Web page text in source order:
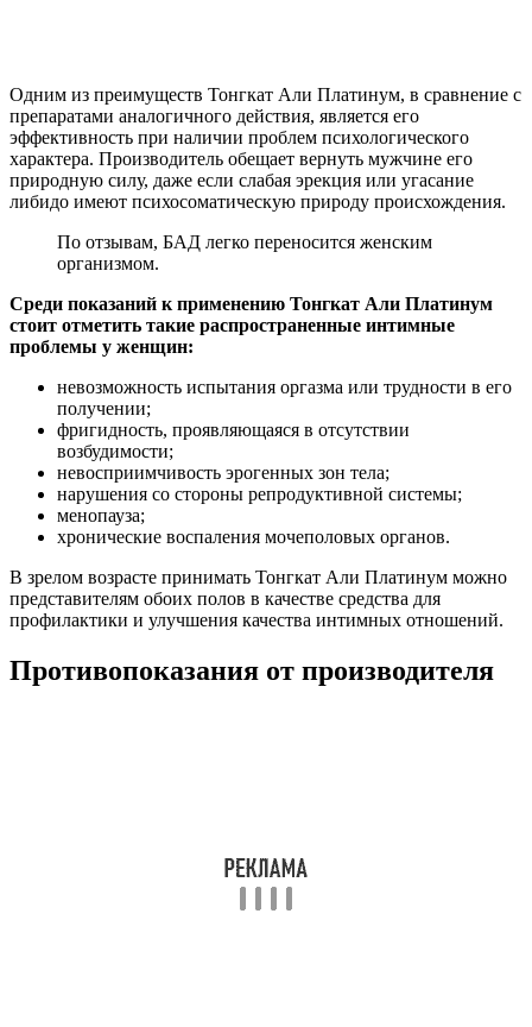
Одним из преимуществ Тонгкат Али Платинум, в сравнение с
препаратами аналогичного действия, является его
эффективность при наличии проблем психологического
характера. Производитель обещает вернуть мужчине его
природную силу, даже если слабая эрекция или угасание
либидо имеют психосоматическую природу происхождения.
По отзывам, БАД легко переносится женским
организмом.
Среди показаний к применению Тонгкат Али Платинум
стоит отметить такие распространенные интимные
проблемы у женщин:
невозможность испытания оргазма или трудности в его
получении;
фригидность, проявляющаяся в отсутствии
возбудимости;
невосприимчивость эрогенных зон тела;
нарушения со стороны репродуктивной системы;
менопауза;
хронические воспаления мочеполовых органов.
В зрелом возрасте принимать Тонгкат Али Платинум можно
представителям обоих полов в качестве средства для
профилактики и улучшения качества интимных отношений.
Противопоказания от производителя